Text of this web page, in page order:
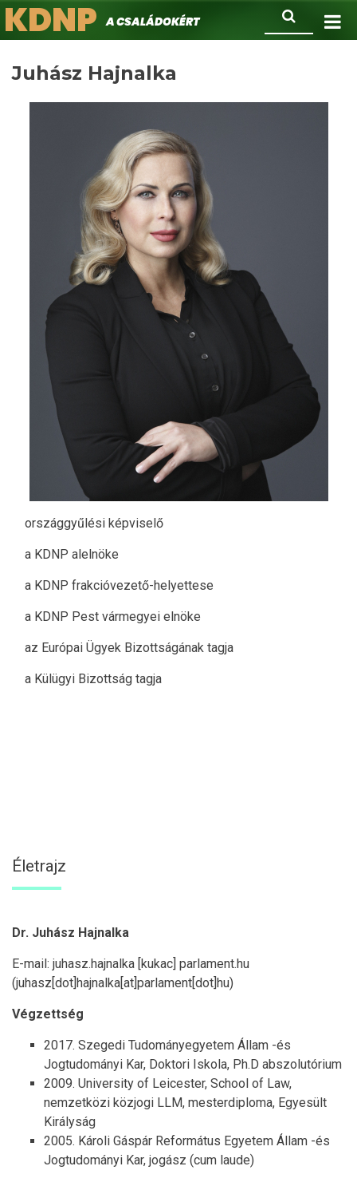
Ugrás
a
Keresés
KDNPA családokért.
Juhász Hajnalka
országgyűlési képviselő
a KDNP alelnöke
a KDNP frakcióvezető-helyettese
a KDNP Pest vármegyei elnöke
az Európai Ügyek Bizottságának tagja
a Külügyi Bizottság tagja
Életrajz
Dr. Juhász Hajnalka
E-mail: juhasz.hajnalka [kukac] parlament.hu
(juhasz[dot]hajnalka[at]parlament[dot]hu)
Végzettség
2017. Szegedi Tudományegyetem Állam -és
Jogtudományi Kar, Doktori Iskola, Ph.D abszolutórium
2009. University of Leicester, School of Law,
nemzetközi közjogi LLM, mesterdiploma, Egyesült
Királyság
2005. Károli Gáspár Református Egyetem Állam -és
Jogtudományi Kar, jogász (cum laude)